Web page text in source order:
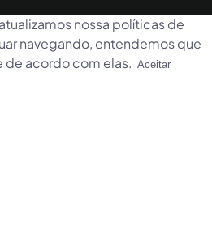
nossa políticas de
navegando, entendemos que
de acordo com elas. Aceitar